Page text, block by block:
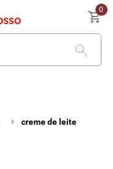
0
creme de leite